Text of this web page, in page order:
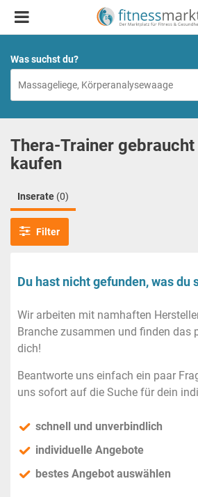
Was suchst du?
Thera-Trainer gebraucht
kaufen
Inserate (0)
Filter
Du hast nicht gefunden, was du
Wir arbeiten mit namhaften
Branche zusammen und finden das
dich!
Beantworte uns einfach ein paar
uns sofort auf die Suche für dein
schnell und unverbindlich
individuelle Angebote
bestes Angebot auswählen